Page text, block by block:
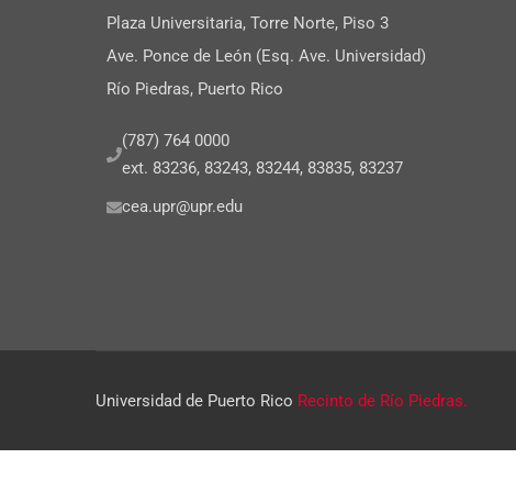
Plaza Universitaria, Torre Norte, Piso 3
Ave. Ponce de León (Esq. Ave. Universidad)
Río Piedras, Puerto Rico
(787) 764 0000
ext. 83236, 83243, 83244, 83835, 83237
cea.upr@upr.edu
Universidad de Puerto Rico Recinto de Río Piedras.